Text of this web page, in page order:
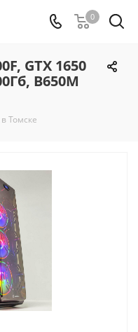
0
GTX 1650
B650M
Томске